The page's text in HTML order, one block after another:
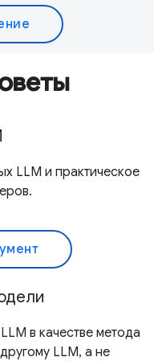
LLM и практическое
в качестве метода
LLM, а не